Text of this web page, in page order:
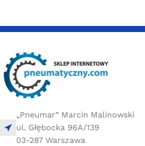
„Pneumar” Marcin Malinowski
ul. Głębocka 96A/139
03-287 Warszawa